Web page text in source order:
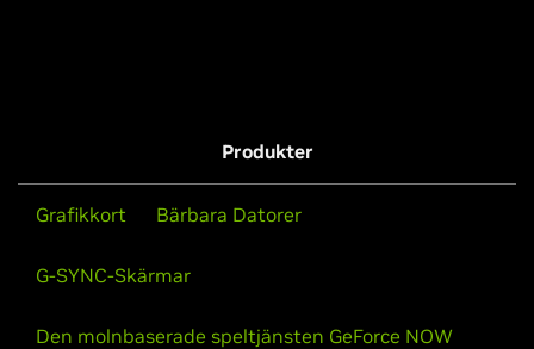
Produkter
Grafikkort Bärbara Datorer
G-SYNC-Skärmar
Den molnbaserade speltjänsten GeForce NOW